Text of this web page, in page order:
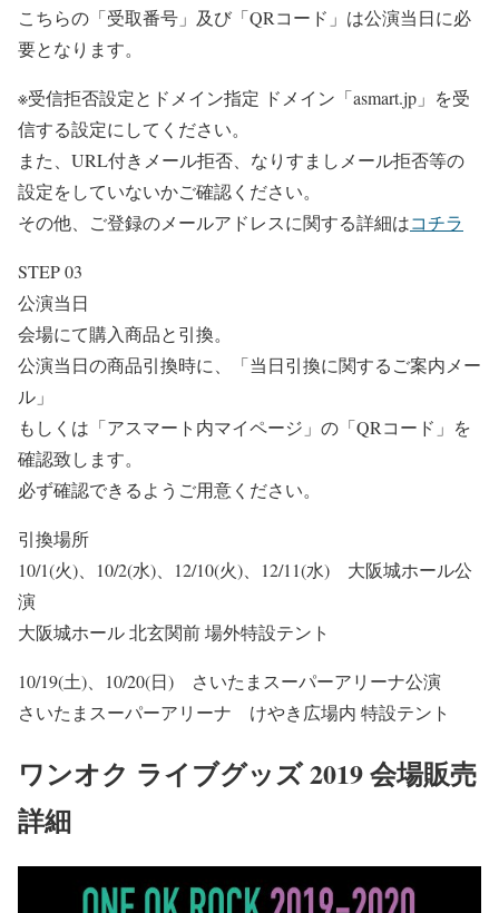
こちらの「受取番号」及び「QRコード」は公演当日に必
要となります。
※受信拒否設定とドメイン指定 ドメイン「asmart.jp」を受
信する設定にしてください。
また、URL付きメール拒否、なりすましメール拒否等の
設定をしていないかご確認ください。
その他、ご登録のメールアドレスに関する詳細はコチラ
STEP 03
公演当日
会場にて購入商品と引換。
公演当日の商品引換時に、「当日引換に関するご案内メー
ル」
もしくは「アスマート内マイページ」の「QRコード」を
確認致します。
必ず確認できるようご用意ください。
引換場所
10/1(火)、10/2(水)、12/10(火)、12/11(水) 大阪城ホール公
演
大阪城ホール 北玄関前 場外特設テント
10/19(土)、10/20(日) さいたまスーパーアリーナ公演
さいたまスーパーアリーナ けやき広場内 特設テント
ワンオク ライブグッズ 2019 会場販売
詳細